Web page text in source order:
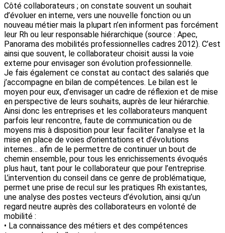
Côté collaborateurs ; on constate souvent un souhait
d’évoluer en interne, vers une nouvelle fonction ou un
nouveau métier mais la plupart n’en informent pas forcément
leur Rh ou leur responsable hiérarchique (source : Apec,
Panorama des mobilités professionnelles cadres 2012). C’est
ainsi que souvent, le collaborateur choisit aussi la voie
externe pour envisager son évolution professionnelle.
Je fais également ce constat au contact des salariés que
j’accompagne en bilan de compétences. Le bilan est le
moyen pour eux, d’envisager un cadre de réflexion et de mise
en perspective de leurs souhaits, auprès de leur hiérarchie.
Ainsi donc les entreprises et les collaborateurs manquent
parfois leur rencontre, faute de communication ou de
moyens mis à disposition pour leur faciliter l’analyse et la
mise en place de voies d’orientations et d’évolutions
internes… afin de le permettre de continuer un bout de
chemin ensemble, pour tous les enrichissements évoqués
plus haut, tant pour le collaborateur que pour l’entreprise.
L’intervention du conseil dans ce genre de problématique,
permet une prise de recul sur les pratiques Rh existantes,
une analyse des postes vecteurs d’évolution, ainsi qu’un
regard neutre auprès des collaborateurs en volonté de
mobilité :
• La connaissance des métiers et des compétences